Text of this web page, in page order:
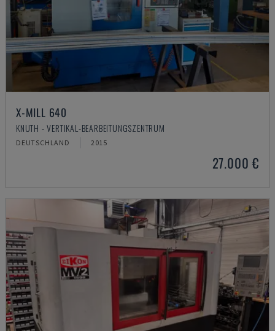
X-MILL 640
KNUTH - VERTIKAL-BEARBEITUNGSZENTRUM
DEUTSCHLAND 2015
27.000 €